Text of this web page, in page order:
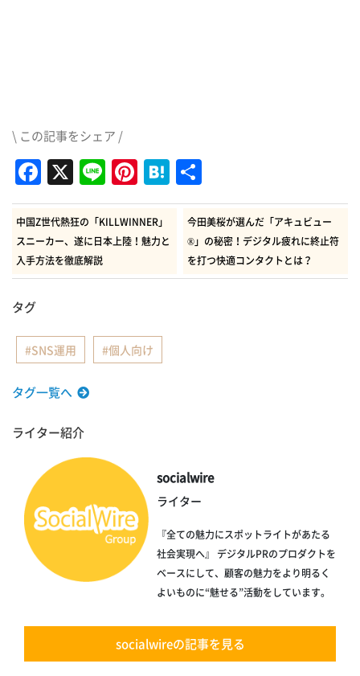
\ この記事をシェア /
Facebook
X LinePinterest
Hatena
有
中国Z世代熱狂の「KILLWINNER」
スニーカー、遂に日本上陸！魅力と
入手方法を徹底解説
今田美桜が選んだ「アキュビュー
®」の秘密！デジタル疲れに終止符
を打つ快適コンタクトとは？
タグ
SNS運用 個人向け
タグ一覧へ
ライター紹介
socialwire
ライター
『全ての魅力にスポットライトがあたる
社会実現へ』 デジタルPRのプロダクトを
ベースにして、顧客の魅力をより明るく
よいものに“魅せる”活動をしています。
socialwireの記事を見る